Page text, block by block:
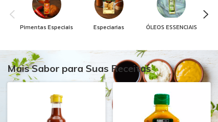
Pimentas Especiais Especiarias ÓLEOS ESSENCIAIS
Mais Sabor para Suas Receitas